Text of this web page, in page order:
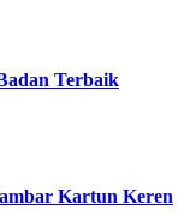
Terbaik
Kartun Keren